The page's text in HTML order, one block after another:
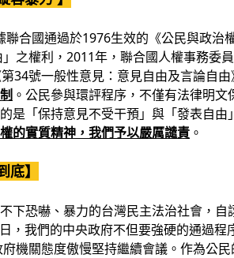
聯合國通過於1976生效的《公民與政治
之權利，2011年，聯合國人權事務
34號一般性意見：意見自由及言論自
。公民參與環評程序，不僅有法律明
是「保持意見不受干預」與「發表自由
的實質精神，我們予以嚴厲譴責 。
】
不下恐嚇、暴力的台灣民主法治社會，
，我們的中央政府不但要強硬的通過
機關態度傲慢堅持繼續會議。作為公